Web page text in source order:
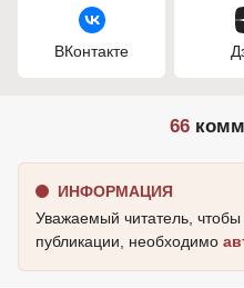
ВКонтакте
66
ИНФОРМАЦИЯ
Уважаемый читатель,
публикации, необходимо